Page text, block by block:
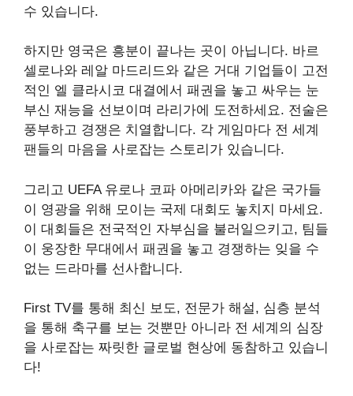
수 있습니다.
하지만 영국은 흥분이 끝나는 곳이 아닙니다. 바르
셀로나와 레알 마드리드와 같은 거대 기업들이 고전
적인 엘 클라시코 대결에서 패권을 놓고 싸우는 눈
부신 재능을 선보이며 라리가에 도전하세요. 전술은
풍부하고 경쟁은 치열합니다. 각 게임마다 전 세계
팬들의 마음을 사로잡는 스토리가 있습니다.
그리고 UEFA 유로나 코파 아메리카와 같은 국가들
이 영광을 위해 모이는 국제 대회도 놓치지 마세요.
이 대회들은 전국적인 자부심을 불러일으키고, 팀들
이 웅장한 무대에서 패권을 놓고 경쟁하는 잊을 수
없는 드라마를 선사합니다.
First TV를 통해 최신 보도, 전문가 해설, 심층 분석
을 통해 축구를 보는 것뿐만 아니라 전 세계의 심장
을 사로잡는 짜릿한 글로벌 현상에 동참하고 있습니
다!